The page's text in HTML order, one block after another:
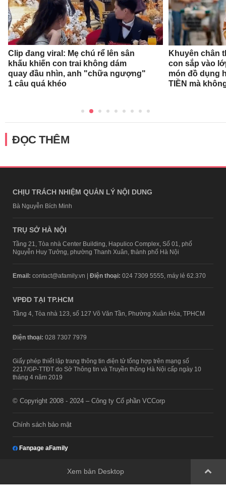
Clip đang viral: Mẹ chú rể lên sân
khấu khiến con trai không dám
quay đầu nhìn, anh "chữa ngượng"
1 câu quá khéo
Khuyên chân
con sắp vào
món đồ dụng
TIỀN mà
ĐỌC THÊM
CHỊU TRÁCH NHIỆM QUẢN LÝ NỘI DUNG
Bà Nguyễn Bích Minh
TRỤ SỞ HÀ NỘI
Tầng 21, Tòa nhà Center Building, Hapulico Complex, Số 01, phố
Nguyễn Huy Tưởng, phường Thanh Xuân, thành phố Hà Nội
Email: contact@afamily.vn | Điện thoại: 024 7309 5555, máy lẻ 62.370
VPĐD TẠI TP.HCM
Tầng 4, Tòa nhà 123, số 127 Võ Văn Tần, Phường Xuân Hòa, TPHCM
Điện thoại: 028 7307 7979
Giấy phép thiết lập trang thông tin điện tử tổng hợp trên mạng số
2217/GP-TTĐT do Sở Thông tin và Truyền thông Hà Nội cấp ngày 10
tháng 4 năm 2019
© Copyright 2008 - 2024 – Công ty Cổ phần VCCorp
Chính sách bảo mật
Fanpage aFamily
Xem bản Desktop